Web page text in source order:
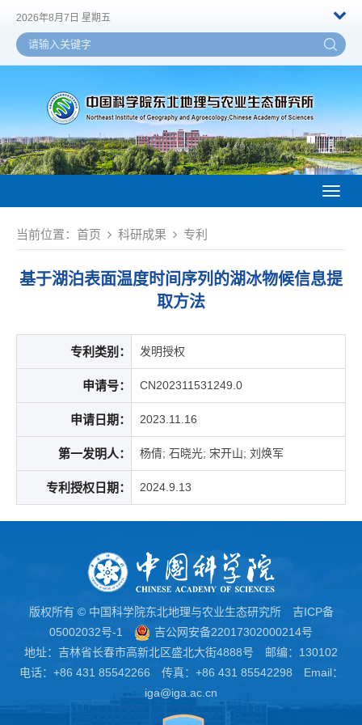
2026年8月7日 星期五
当前位置： 首页 科研成果 专利
基于湖泊表面温度时间序列的湖冰物候信息提
取方法
专利类别： 发明授权
申请号： CN202311531249.0
申请日期： 2023.11.16
第一发明人： 杨倩; 石晓光; 宋开山; 刘焕军
专利授权日期： 2024.9.13
版权所有 © 中国科学院东北地理与农业生态研究所 吉ICP备
05002032号-1
吉公网安备22017302000214号
地址：吉林省长春市高新北区盛北大街4888号 邮编：130102
电话：+86 431 85542266 传真：+86 431 85542298 Email：
iga@iga.ac.cn